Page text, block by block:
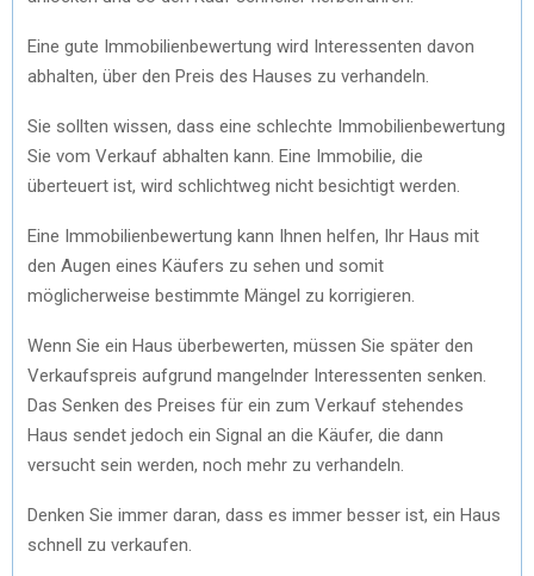
Eine gute Immobilienbewertung wird Interessenten davon
abhalten, über den Preis des Hauses zu verhandeln.
Sie sollten wissen, dass eine schlechte Immobilienbewertung
Sie vom Verkauf abhalten kann. Eine Immobilie, die
überteuert ist, wird schlichtweg nicht besichtigt werden.
Eine Immobilienbewertung kann Ihnen helfen, Ihr Haus mit
den Augen eines Käufers zu sehen und somit
möglicherweise bestimmte Mängel zu korrigieren.
Wenn Sie ein Haus überbewerten, müssen Sie später den
Verkaufspreis aufgrund mangelnder Interessenten senken.
Das Senken des Preises für ein zum Verkauf stehendes
Haus sendet jedoch ein Signal an die Käufer, die dann
versucht sein werden, noch mehr zu verhandeln.
Denken Sie immer daran, dass es immer besser ist, ein Haus
schnell zu verkaufen.